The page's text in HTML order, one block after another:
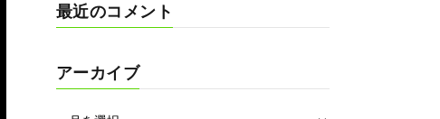
最近のコメント
アーカイブ